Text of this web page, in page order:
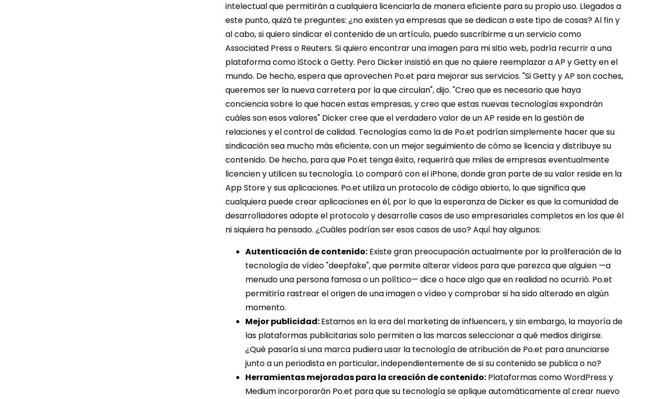
intelectual que permitirán a cualquiera licenciarla de manera eficiente para su propio uso. Llegados a
este punto, quizá te preguntes: ¿no existen ya empresas que se dedican a este tipo de cosas? Al fin y
al cabo, si quiero sindicar el contenido de un artículo, puedo suscribirme a un servicio como
Associated Press o Reuters. Si quiero encontrar una imagen para mi sitio web, podría recurrir a una
plataforma como iStock o Getty. Pero Dicker insistió en que no quiere reemplazar a AP y Getty en el
mundo. De hecho, espera que aprovechen Po.et para mejorar sus servicios. "Si Getty y AP son coches,
queremos ser la nueva carretera por la que circulan", dijo. "Creo que es necesario que haya
conciencia sobre lo que hacen estas empresas, y creo que estas nuevas tecnologías expondrán
cuáles son esos valores" Dicker cree que el verdadero valor de un AP reside en la gestión de
relaciones y el control de calidad. Tecnologías como la de Po.et podrían simplemente hacer que su
sindicación sea mucho más eficiente, con un mejor seguimiento de cómo se licencia y distribuye su
contenido. De hecho, para que Po.et tenga éxito, requerirá que miles de empresas eventualmente
licencien y utilicen su tecnología. Lo comparó con el iPhone, donde gran parte de su valor reside en la
App Store y sus aplicaciones. Po.et utiliza un protocolo de código abierto, lo que significa que
cualquiera puede crear aplicaciones en él, por lo que la esperanza de Dicker es que la comunidad de
desarrolladores adopte el protocolo y desarrolle casos de uso empresariales completos en los que él
ni siquiera ha pensado. ¿Cuáles podrían ser esos casos de uso? Aquí hay algunos:
Autenticación de contenido: Existe gran preocupación actualmente por la proliferación de la
tecnología de vídeo "deepfake", que permite alterar vídeos para que parezca que alguien —a
menudo una persona famosa o un político— dice o hace algo que en realidad no ocurrió. Po.et
permitiría rastrear el origen de una imagen o vídeo y comprobar si ha sido alterado en algún
momento.
Mejor publicidad:Estamos en la era del marketing de influencers, y sin embargo, la mayoría de
las plataformas publicitarias solo permiten a las marcas seleccionar a qué medios dirigirse.
¿Qué pasaría si una marca pudiera usar la tecnología de atribución de Po.et para anunciarse
junto a un periodista en particular, independientemente de si su contenido se publica o no?
Herramientas mejoradas para la creación de contenido: Plataformas como WordPress y
Medium incorporarán Po.et para que su tecnología se aplique automáticamente al crear nuevo